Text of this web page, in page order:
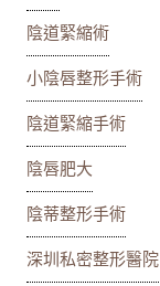
陰道緊縮術
小陰唇整形手術
陰道緊縮手術
陰唇肥大
陰蒂整形手術
深圳私密整形醫院